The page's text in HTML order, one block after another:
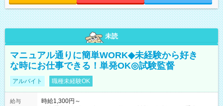
未読
マニュアル通りに簡単WORK◆未経験から好き
な時にお仕事できる！単発OK◎試験監督
アルバイト 職種未経験OK
給与
時給1,300円～